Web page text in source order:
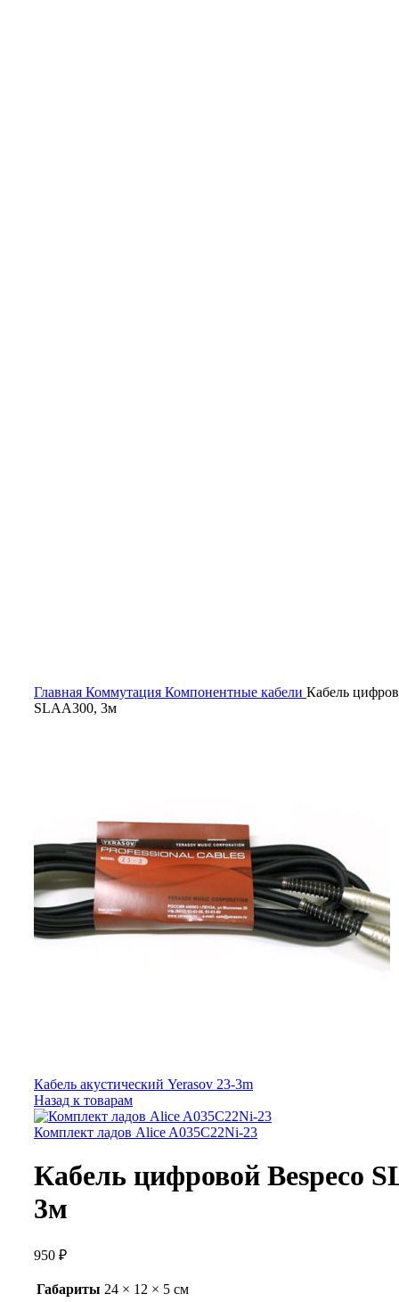
Главная Коммутация Компонентные кабели Кабель
SLAA300, 3м
Кабель акустический Yerasov 23-3m
Назад к товарам
Комплект ладов Alice A035C22Ni-23
Кабель цифровой Bespeco
3м
950 ₽
Габариты 24 × 12 × 5 см